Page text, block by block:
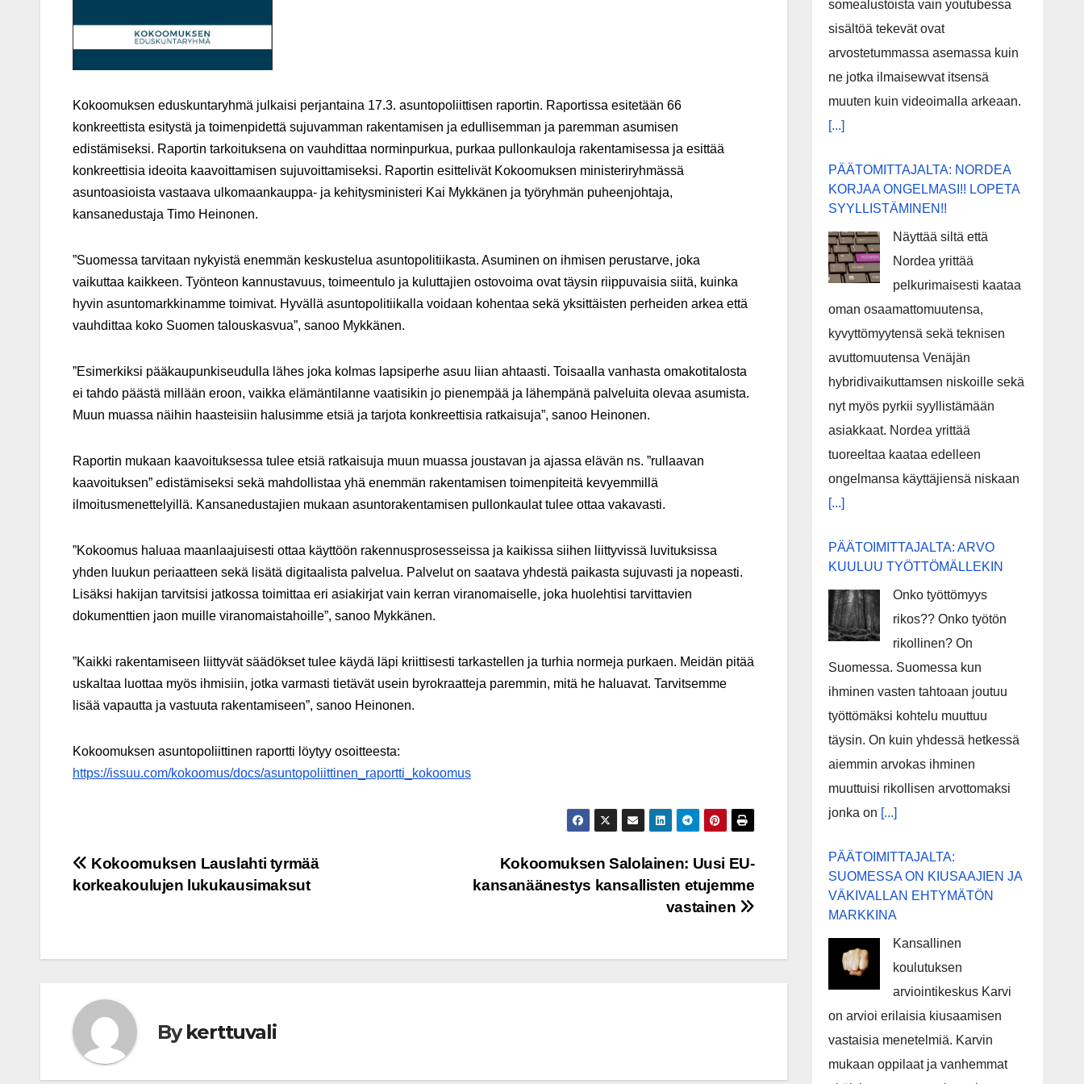
Kokoomuksen eduskuntaryhmä julkaisi perjantaina 17.3. asuntopoliittisen raportin. Raportissa esitetään 66
konkreettista esitystä ja toimenpidettä sujuvamman rakentamisen ja edullisemman ja paremman asumisen
edistämiseksi. Raportin tarkoituksena on vauhdittaa norminpurkua, purkaa pullonkauloja rakentamisessa ja esittää
konkreettisia ideoita kaavoittamisen sujuvoittamiseksi. Raportin esittelivät Kokoomuksen ministeriryhmässä
asuntoasioista vastaava ulkomaankauppa- ja kehitysministeri Kai Mykkänen ja työryhmän puheenjohtaja,
kansanedustaja Timo Heinonen.
”Suomessa tarvitaan nykyistä enemmän keskustelua asuntopolitiikasta. Asuminen on ihmisen perustarve, joka
vaikuttaa kaikkeen. Työnteon kannustavuus, toimeentulo ja kuluttajien ostovoima ovat täysin riippuvaisia siitä, kuinka
hyvin asuntomarkkinamme toimivat. Hyvällä asuntopolitiikalla voidaan kohentaa sekä yksittäisten perheiden arkea että
vauhdittaa koko Suomen talouskasvua”, sanoo Mykkänen.
”Esimerkiksi pääkaupunkiseudulla lähes joka kolmas lapsiperhe asuu liian ahtaasti. Toisaalla vanhasta omakotitalosta
ei tahdo päästä millään eroon, vaikka elämäntilanne vaatisikin jo pienempää ja lähempänä palveluita olevaa asumista.
Muun muassa näihin haasteisiin halusimme etsiä ja tarjota konkreettisia ratkaisuja”, sanoo Heinonen.
Raportin mukaan kaavoituksessa tulee etsiä ratkaisuja muun muassa joustavan ja ajassa elävän ns. ”rullaavan
kaavoituksen” edistämiseksi sekä mahdollistaa yhä enemmän rakentamisen toimenpiteitä kevyemmillä
ilmoitusmenettelyillä. Kansanedustajien mukaan asuntorakentamisen pullonkaulat tulee ottaa vakavasti.
”Kokoomus haluaa maanlaajuisesti ottaa käyttöön rakennusprosesseissa ja kaikissa siihen liittyvissä luvituksissa
yhden luukun periaatteen sekä lisätä digitaalista palvelua. Palvelut on saatava yhdestä paikasta sujuvasti ja nopeasti.
Lisäksi hakijan tarvitsisi jatkossa toimittaa eri asiakirjat vain kerran viranomaiselle, joka huolehtisi tarvittavien
dokumenttien jaon muille viranomaistahoille”, sanoo Mykkänen.
”Kaikki rakentamiseen liittyvät säädökset tulee käydä läpi kriittisesti tarkastellen ja turhia normeja purkaen. Meidän pitää
uskaltaa luottaa myös ihmisiin, jotka varmasti tietävät usein byrokraatteja paremmin, mitä he haluavat. Tarvitsemme
lisää vapautta ja vastuuta rakentamiseen”, sanoo Heinonen.
Kokoomuksen asuntopoliittinen raportti löytyy osoitteesta:
https://issuu.com/kokoomus/docs/asuntopoliittinen_raportti_kokoomus
Post
navigation
Kokoomuksen Salolainen: Uusi EU-
kansanäänestys kansallisten etujemme
vastainen
Kokoomuksen Lauslahti tyrmää
korkeakoulujen lukukausimaksut
Bykerttuvali
somealustoista vain youtubessa
sisältöä tekevät ovat
arvostetummassa asemassa kuin
ne jotka ilmaisewvat itsensä
muuten kuin videoimalla arkeaan.
[...]
PÄÄTOMITTAJALTA: NORDEA
KORJAA ONGELMASI!! LOPETA
SYYLLISTÄMINEN!!
Näyttää siltä että
Nordea yrittää
pelkurimaisesti kaataa
oman osaamattomuutensa,
kyvyttömyytensä sekä teknisen
avuttomuutensa Venäjän
hybridivaikuttamsen niskoille sekä
nyt myös pyrkii syyllistämään
asiakkaat. Nordea yrittää
tuoreeltaa kaataa edelleen
ongelmansa käyttäjiensä niskaan
[...]
PÄÄTOIMITTAJALTA: ARVO
KUULUU TYÖTTÖMÄLLEKIN
Onko työttömyys
rikos?? Onko työtön
rikollinen? On
Suomessa. Suomessa kun
ihminen vasten tahtoaan joutuu
työttömäksi kohtelu muuttuu
täysin. On kuin yhdessä hetkessä
aiemmin arvokas ihminen
muuttuisi rikollisen arvottomaksi
jonka on [...]
PÄÄTOIMITTAJALTA:
SUOMESSA ON KIUSAAJIEN JA
VÄKIVALLAN EHTYMÄTÖN
MARKKINA
Kansallinen
koulutuksen
arviointikeskus Karvi
on arvioi erilaisia kiusaamisen
vastaisia menetelmiä. Karvin
mukaan oppilaat ja vanhemmat